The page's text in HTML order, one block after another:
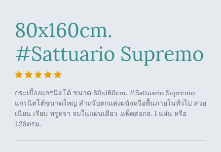
80x160cm.
#Sattuario Supremo
กระเบื้องแกรนิตโต้ ขนาด 80x160cm. #Sattuario Supremo
แกรนิตโต้ขนาดใหญ่ สำหรับตกแต่งผนังหรือพื้นภายในทั่วไป สวย
เนียน เรียบ หรูหรา จบในแผ่นเดียว .แพ็คต่อกล. 1 แผ่น หรือ
1.28ตรม.